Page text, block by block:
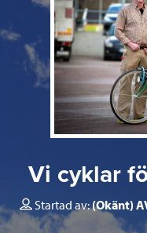
Vi cyklar
Startad av:(Okänt)